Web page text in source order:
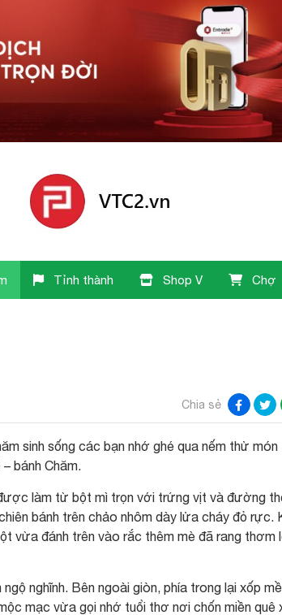
Tỉnh thành Shop V Chợ
Chia sẻ
sinh sống các bạn nhớ ghé qua nếm thử món
bánh Chăm.
làm từ bột mì trọn với trứng vịt và đường
bánh trên chảo nhôm dày lửa cháy đỏ rực.
vừa đánh trên vào rắc thêm mè đã rang thơm
nghĩnh. Bên ngoài giòn, phía trong lại xốp
mạc vừa gọi nhớ tuổi thơ nơi chốn miền quê